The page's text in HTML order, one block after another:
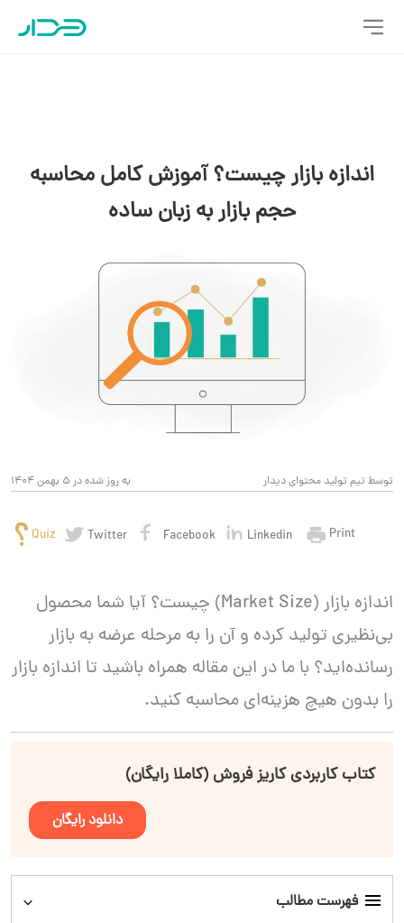
اندازه بازار چیست؟ آموزش کامل محاسبه
حجم بازار به زبان ساده
به روز شده در 5 بهمن 1404 توسط تیم تولید محتوای دیدار
Quiz Twitter Facebook Linkedin Print
اندازه بازار (Market Size) چیست؟ آیا شما محصول
بی‌نظیری تولید کرده و آن را به مرحله‌ عرضه به بازار
رسانده‌اید؟ با ما در این مقاله همراه باشید تا اندازه‌ بازار
را بدون هیچ هزینه‌ای محاسبه کنید.
کتاب کاربردی کاریز فروش (کاملا رایگان)
دانلود رایگان
فهرست مطالب